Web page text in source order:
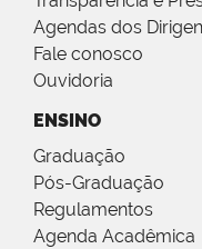
Agendas dos
Fale conosco
Ouvidoria
ENSINO
Graduação
Pós-Graduação
Regulamentos
Agenda Acadêmica